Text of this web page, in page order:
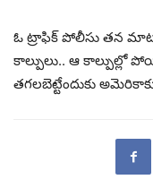
ఓ ట్రాఫిక్ పోలీసు తన మాట
కాల్పులు.. ఆ కాల్పుల్లో
తగలబెట్టేందుకు